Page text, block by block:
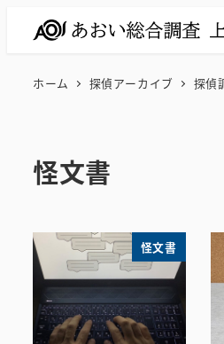
ホーム 探偵アーカイブ 探偵
怪文書
怪文書